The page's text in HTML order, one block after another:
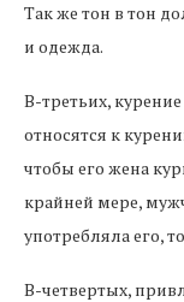
Так же тон в тон
и одежда.
В-третьих,
относятся к
чтобы его жена
крайней мере,
употребляла его,
В-четвертых,